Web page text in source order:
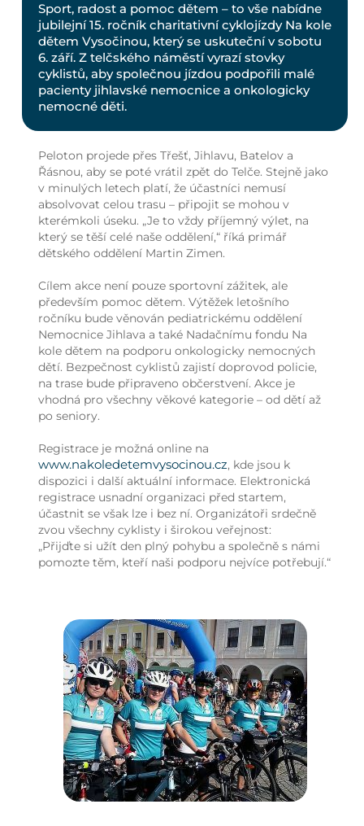
Sport, radost a pomoc dětem – to vše nabídne
jubilejní 15. ročník charitativní cyklojízdy Na kole
dětem Vysočinou, který se uskuteční v sobotu
6. září. Z telčského náměstí vyrazí stovky
cyklistů, aby společnou jízdou podpořili malé
pacienty jihlavské nemocnice a onkologicky
nemocné děti.
Peloton projede přes Třešť, Jihlavu, Batelov a
Řásnou, aby se poté vrátil zpět do Telče. Stejně jako
v minulých letech platí, že účastníci nemusí
absolvovat celou trasu – připojit se mohou v
kterémkoli úseku. „Je to vždy příjemný výlet, na
který se těší celé naše oddělení,“ říká primář
dětského oddělení Martin Zimen.
Cílem akce není pouze sportovní zážitek, ale
především pomoc dětem. Výtěžek letošního
ročníku bude věnován pediatrickému oddělení
Nemocnice Jihlava a také Nadačnímu fondu Na
kole dětem na podporu onkologicky nemocných
dětí. Bezpečnost cyklistů zajistí doprovod policie,
na trase bude připraveno občerstvení. Akce je
vhodná pro všechny věkové kategorie – od dětí až
po seniory.
Registrace je možná online na
www.nakoledetemvysocinou.cz, kde jsou k
dispozici i další aktuální informace. Elektronická
registrace usnadní organizaci před startem,
účastnit se však lze i bez ní. Organizátoři srdečně
zvou všechny cyklisty i širokou veřejnost:
„Přijďte si užít den plný pohybu a společně s námi
pomozte těm, kteří naši podporu nejvíce potřebují.“